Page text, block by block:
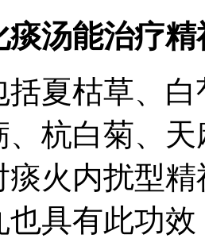
能治疗精
枯草、白
、杭白菊、
痰火内扰型
也具有此功